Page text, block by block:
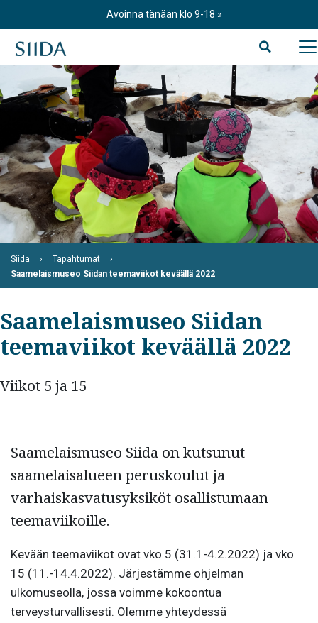
Avoinna tänään klo 9-18
Siida
Tapahtumat
Saamelaismuseo Siidan teemaviikot keväällä 2022
Saamelaismuseo Siidan
teemaviikot keväällä 2022
Viikot 5 ja 15
Saamelaismuseo Siida on kutsunut
saamelaisalueen peruskoulut ja
varhaiskasvatusyksiköt osallistumaan
teemaviikoille.
Kevään teemaviikot ovat vko 5 (31.1-4.2.2022) ja vko
15 (11.-14.4.2022). Järjestämme ohjelman
ulkomuseolla, jossa voimme kokoontua
terveysturvallisesti. Olemme yhteydessä